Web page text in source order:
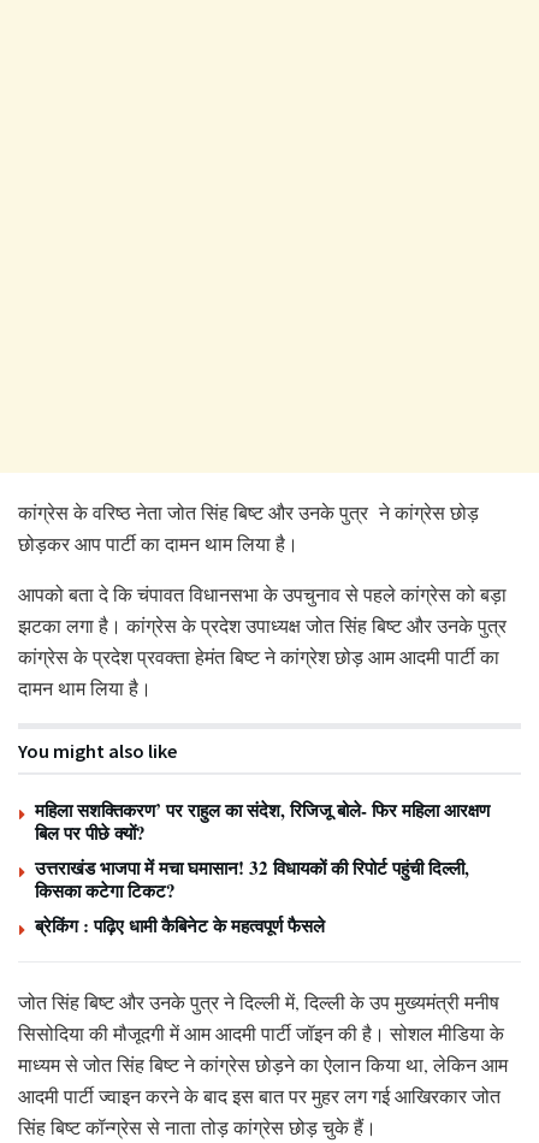
कांग्रेस के वरिष्ठ नेता जोत सिंह बिष्ट और उनके पुत्र ने कांग्रेस छोड़
छोड़कर आप पार्टी का दामन थाम लिया है।
आपको बता दे कि चंपावत विधानसभा के उपचुनाव से पहले कांग्रेस को बड़ा
झटका लगा है। कांग्रेस के प्रदेश उपाध्यक्ष जोत सिंह बिष्ट और उनके पुत्र
कांग्रेस के प्रदेश प्रवक्ता हेमंत बिष्ट ने कांग्रेश छोड़ आम आदमी पार्टी का
दामन थाम लिया है।
You might also like
महिला सशक्तिकरण’ पर राहुल का संदेश, रिजिजू बोले- फिर महिला आरक्षण
बिल पर पीछे क्यों?
उत्तराखंड भाजपा में मचा घमासान! 32 विधायकों की रिपोर्ट पहुंची दिल्ली,
किसका कटेगा टिकट?
ब्रेकिंग : पढ़िए धामी कैबिनेट के महत्वपूर्ण फैसले
जोत सिंह बिष्ट और उनके पुत्र ने दिल्ली में, दिल्ली के उप मुख्यमंत्री मनीष
सिसोदिया की मौजूदगी में आम आदमी पार्टी जॉइन की है। सोशल मीडिया के
माध्यम से जोत सिंह बिष्ट ने कांग्रेस छोड़ने का ऐलान किया था, लेकिन आम
आदमी पार्टी ज्वाइन करने के बाद इस बात पर मुहर लग गई आखिरकार जोत
सिंह बिष्ट कॉन्ग्रेस से नाता तोड़ कांग्रेस छोड़ चुके हैं।